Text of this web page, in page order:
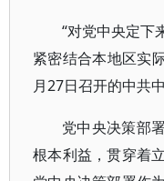
“对党中央定下
紧密结合本地区实
月27日召开的中共
党中央决策部
根本利益，贯穿着